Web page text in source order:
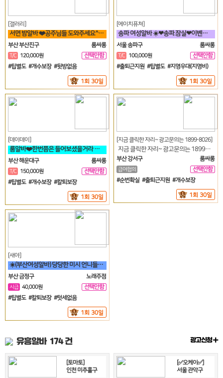
[갤러리]
서면 밤알바 ❤️공주님들 도와주세요^^❤️
부산 부산진구
룸싸롱
T/C 120,000원
선택안함
#팁별도 #개수보장 #뒷방없음
1회 30일
[에이치퓨쳐]
송파 여성알바 ☀️❤송파.잠실❤이벤트중❤티씨10만❤평균10개❤☀️
서울 송파구
룸싸롱
T/C 100,000원
선택안함
일
#출퇴근지원 #팁별도 #지명우대(지명비)
1회 30일
[데이데이]
룸알바❤️한번쯤은 들어보셨을거라 생각합니다 해운대 하면 퀄리티 입니다❤️
부산 해운대구
룸싸롱
T/C 150,000원
선택안함
#팁별도 #개수보장 #칼퇴보장
1회 30일
[지금 클릭한 자리~ 광고문의는 1899-8026]
지금 클릭한 자리~ 광고문의는 1899-8026
부산 강서구
룸싸롱
급여협의
선택안함
#순번확실 #출퇴근지원 #개수보장
1회 30일
[새야]
☀️(부산여성알바) 당당한 미시 언니들 구함☀️
부산 금정구
노래주점
시급 40,000원
선택안함
일
#팁별도 #칼퇴보장 #텃세없음
1회 30일
유흥알바 174 건 광고신청
[토마토]
인천 미추홀구
[✅오케이✅]
서울 관악구